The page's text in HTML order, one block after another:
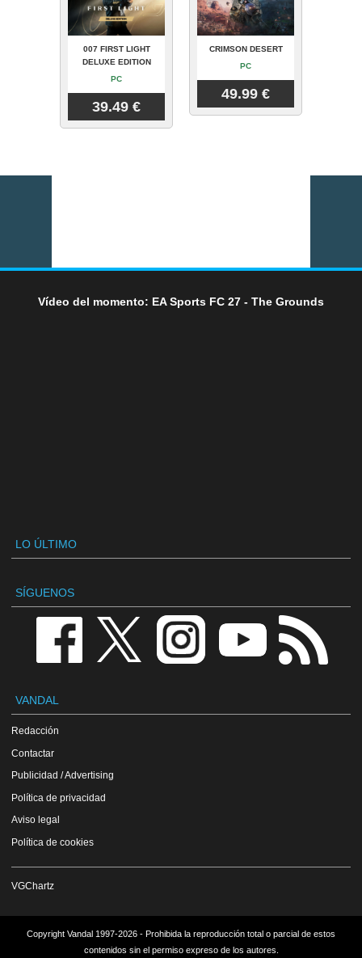
007 FIRST LIGHT
DELUXE EDITION
PC
39.49 €
CRIMSON DESERT
PC
49.99 €
Vídeo del momento: EA Sports FC 27 - The Grounds
LO ÚLTIMO
SÍGUENOS
VANDAL
Redacción
Contactar
Publicidad / Advertising
Política de privacidad
Aviso legal
Política de cookies
VGChartz
Copyright Vandal 1997-2026 - Prohibida la reproducción total o parcial de estos
contenidos sin el permiso expreso de los autores.